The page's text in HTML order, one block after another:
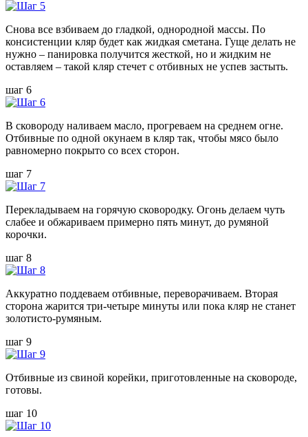
Снова все взбиваем до гладкой, однородной массы. По
консистенции кляр будет как жидкая сметана. Гуще делать не
нужно – панировка получится жесткой, но и жидким не
оставляем – такой кляр стечет с отбивных не успев застыть.
шаг 6
В сковороду наливаем масло, прогреваем на среднем огне.
Отбивные по одной окунаем в кляр так, чтобы мясо было
равномерно покрыто со всех сторон.
шаг 7
Перекладываем на горячую сковородку. Огонь делаем чуть
слабее и обжариваем примерно пять минут, до румяной
корочки.
шаг 8
Аккуратно поддеваем отбивные, переворачиваем. Вторая
сторона жарится три-четыре минуты или пока кляр не станет
золотисто-румяным.
шаг 9
Отбивные из свиной корейки, приготовленные на сковороде,
готовы.
шаг 10